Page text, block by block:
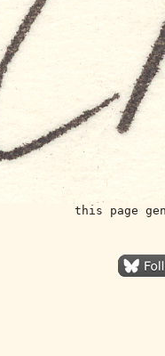
this page